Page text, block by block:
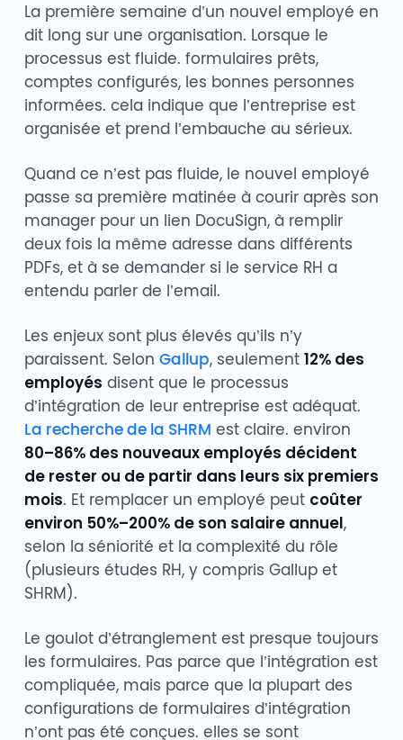
La première semaine d’un nouvel employé en
dit long sur une organisation. Lorsque le
processus est fluide. formulaires prêts,
comptes configurés, les bonnes personnes
informées. cela indique que l’entreprise est
organisée et prend l’embauche au sérieux.
Quand ce n’est pas fluide, le nouvel employé
passe sa première matinée à courir après son
manager pour un lien DocuSign, à remplir
deux fois la même adresse dans différents
PDFs, et à se demander si le service RH a
entendu parler de l’email.
Les enjeux sont plus élevés qu’ils n’y
paraissent. Selon Gallup, seulement 12% des
employés disent que le processus
d’intégration de leur entreprise est adéquat.
La recherche de la SHRM est claire. environ
80–86% des nouveaux employés décident
de rester ou de partir dans leurs six premiers
mois. Et remplacer un employé peut coûter
environ 50%–200% de son salaire annuel,
selon la séniorité et la complexité du rôle
(plusieurs études RH, y compris Gallup et
SHRM).
Le goulot d’étranglement est presque toujours
les formulaires. Pas parce que l’intégration est
compliquée, mais parce que la plupart des
configurations de formulaires d’intégration
n’ont pas été conçues. elles se sont